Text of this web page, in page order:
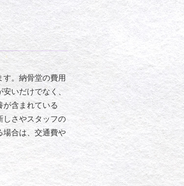
。納骨堂の費用
安いだけでなく、
が含まれている
しさやスタッフの
場合は、交通費や